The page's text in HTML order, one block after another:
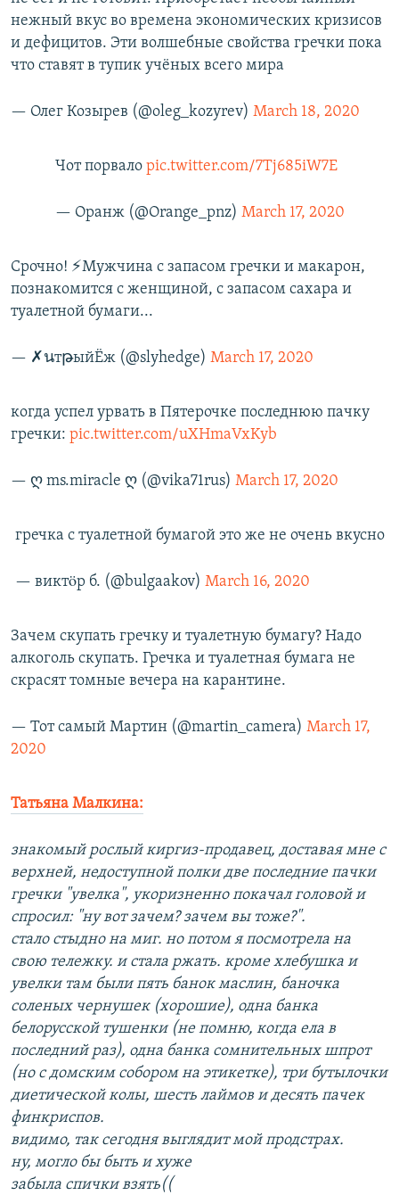
нежный вкус во времена экономических кризисов
и дефицитов. Эти волшебные свойства гречки пока
что ставят в тупик учёных всего мира
— Олег Козырев (@oleg_kozyrev) March 18, 2020
Чот порвало pic.twitter.com/7Tj685iW7E
— Оранж (@Orange_pnz) March 17, 2020
Срочно! ⚡Мужчина с запасом гречки и макарон,
познакомится с женщиной, с запасом сахара и
туалетной бумаги...
— ✗นтթыйЁж (@slyhedge) March 17, 2020
когда успел урвать в Пятерочке последнюю пачку
гречки: pic.twitter.com/uXHmaVxKyb
— ღ ms.miracle ღ (@vika71rus) March 17, 2020
гречка с туалетной бумагой это же не очень вкусно
— виктöр б. (@bulgaakov) March 16, 2020
Зачем скупать гречку и туалетную бумагу? Надо
алкоголь скупать. Гречка и туалетная бумага не
скрасят томные вечера на карантине.
— Тот самый Мартин (@martin_camera) March 17,
2020
Татьяна Малкина:
знакомый рослый киргиз-продавец, доставая мне с
верхней, недоступной полки две последние пачки
гречки "увелка", укоризненно покачал головой и
спросил: "ну вот зачем? зачем вы тоже?".
стало стыдно на миг. но потом я посмотрела на
свою тележку. и стала ржать. кроме хлебушка и
увелки там были пять банок маслин, баночка
соленых чернушек (хорошие), одна банка
белорусской тушенки (не помню, когда ела в
последний раз), одна банка сомнительных шпрот
(но с домским собором на этикетке), три бутылочки
диетической колы, шесть лаймов и десять пачек
финкриспов.
видимо, так сегодня выглядит мой продстрах.
ну, могло бы быть и хуже
забыла спички взять((